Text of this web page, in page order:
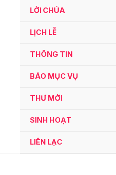
LỜI CHÚA
LỊCH LỄ
THÔNG TIN
BÁO MỤC VỤ
THƯ MỜI
SINH HOẠT
LIÊN LẠC